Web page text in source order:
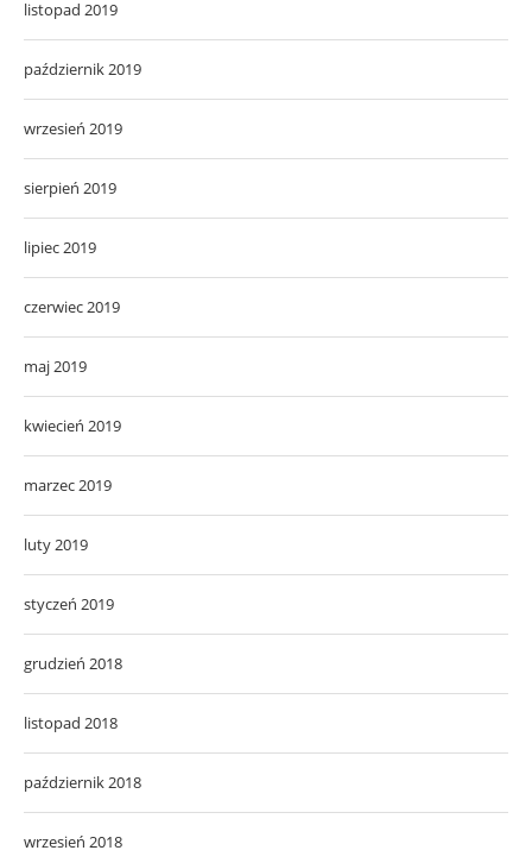
listopad 2019
październik 2019
wrzesień 2019
sierpień 2019
lipiec 2019
czerwiec 2019
maj 2019
kwiecień 2019
marzec 2019
luty 2019
styczeń 2019
grudzień 2018
listopad 2018
październik 2018
wrzesień 2018